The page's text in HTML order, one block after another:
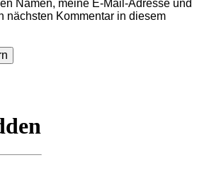
Namen, meine E-Mail-Adresse und
nächsten Kommentar in diesem